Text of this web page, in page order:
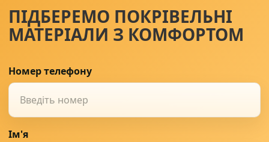
ПІДБЕРЕМО ПОКРІВЕЛЬНІ
МАТЕРІАЛИ З КОМФОРТОМ
Номер телефону
Ім'я